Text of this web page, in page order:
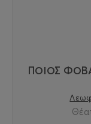
ΠΟΙΟΣ